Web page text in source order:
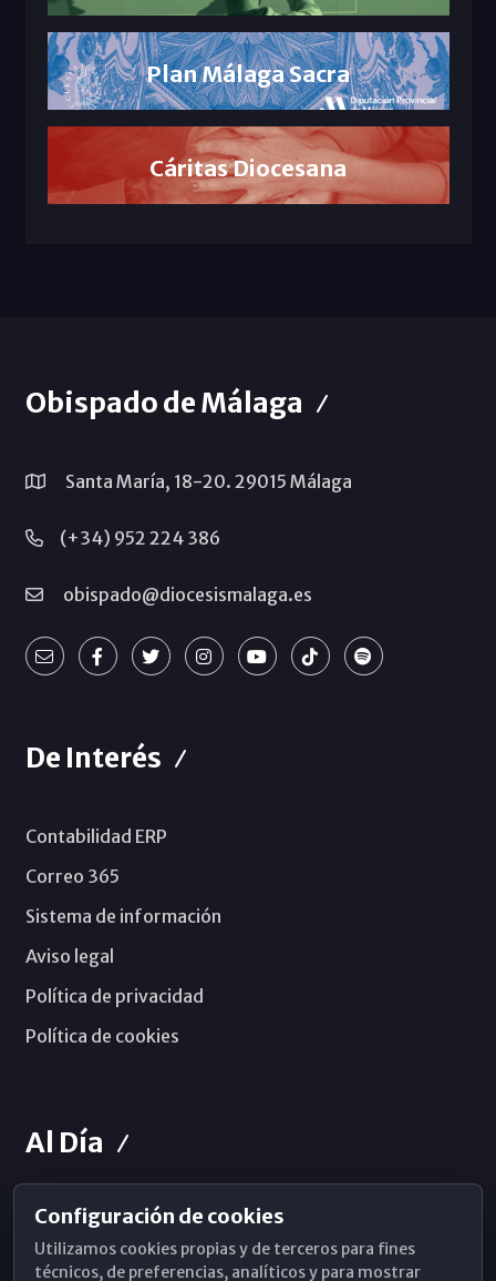
Plan Málaga Sacra
Cáritas Diocesana
Obispado de Málaga
Santa María, 18-20. 29015 Málaga
(+34) 952 224 386
obispado@diocesismalaga.es
De Interés
Contabilidad ERP
Correo 365
Sistema de información
Aviso legal
Política de privacidad
Política de cookies
Al Día
Horarios de Misa
Hemeroteca
Configuración de cookies
Utilizamos cookies propias y de terceros para fines
técnicos, de preferencias, analíticos y para mostrar